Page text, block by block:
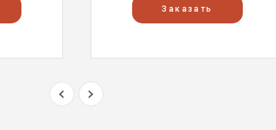
Заказать